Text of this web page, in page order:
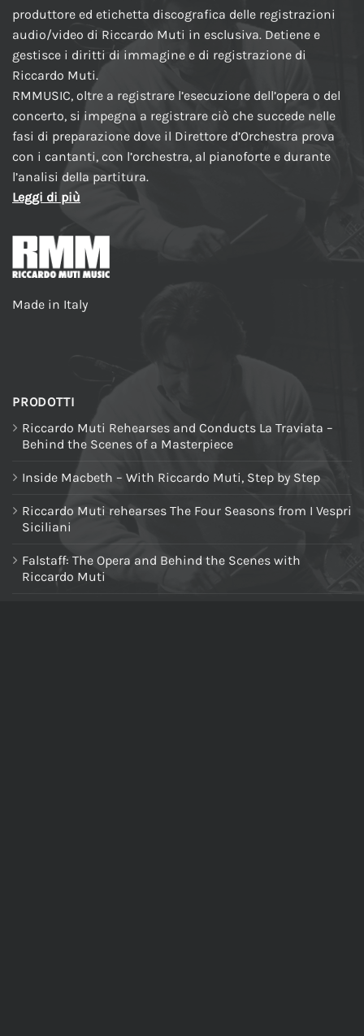
produttore ed etichetta discografica delle registrazioni
audio/video di Riccardo Muti in esclusiva. Detiene e
gestisce i diritti di immagine e di registrazione di
Riccardo Muti.
RMMUSIC, oltre a registrare l’esecuzione dell’opera o del
concerto, si impegna a registrare ciò che succede nelle
fasi di preparazione dove il Direttore d’Orchestra prova
con i cantanti, con l’orchestra, al pianoforte e durante
l’analisi della partitura.
Leggi di più
Made in Italy
PRODOTTI
Riccardo Muti Rehearses and Conducts La Traviata –
Behind the Scenes of a Masterpiece
Inside Macbeth – With Riccardo Muti, Step by Step
Riccardo Muti rehearses The Four Seasons from I Vespri
Siciliani
Falstaff: The Opera and Behind the Scenes with
Riccardo Muti